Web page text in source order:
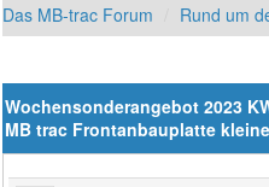
Das MB-trac Forum Rund um
Wochensonderangebot 2023
MB trac Frontanbauplatte